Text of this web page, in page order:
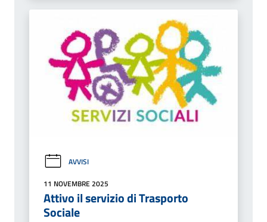
AVVISI
11 NOVEMBRE 2025
Attivo il servizio di Trasporto
Sociale